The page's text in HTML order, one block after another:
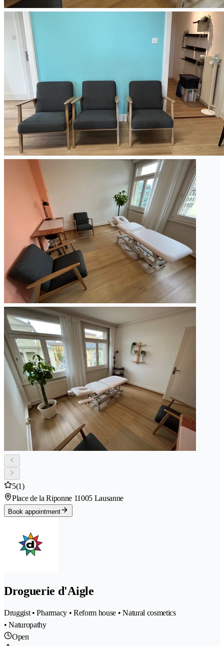
5(1)
Place de la Riponne 11005 Lausanne
Book appointment
Droguerie d'Aigle
Druggist • Pharmacy • Reform house • Natural cosmetics
• Naturopathy
Open